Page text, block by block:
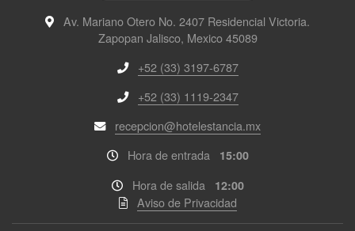
Av. Mariano Otero No. 2407 Residencial Victoria.
Zapopan Jalisco, Mexico 45089
+52 (33) 3197-6787
+52 (33) 1119-2347
recepcion@hotelestancia.mx
Hora de entrada
15:00
Hora de salida 12:00
Aviso de Privacidad